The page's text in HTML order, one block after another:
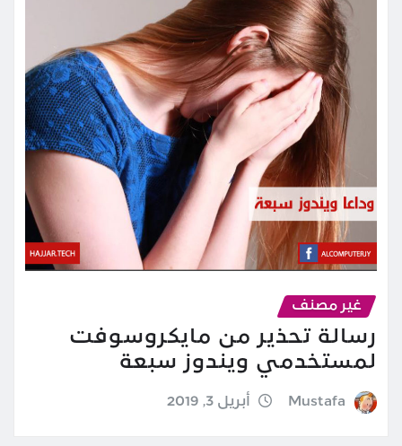
غير مصنف
رسالة تحذير من مايكروسوفت
لمستخدمي ويندوز سبعة
Mustafa أبريل 3, 2019